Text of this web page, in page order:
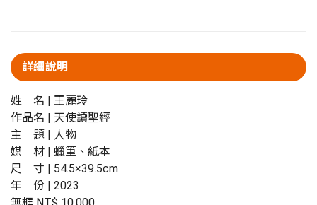
詳細說明
姓 名 | 王麗玲
作品名 | 天使讀聖經
主 題 | 人物
媒 材 | 蠟筆、紙本
尺 寸 | 54.5×39.5cm
年 份 | 2023